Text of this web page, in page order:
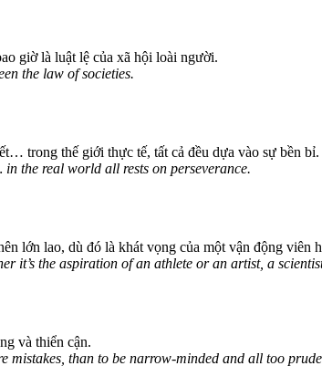
giờ là luật lệ của xã hội loài người.
the law of societies.
trong thế giới thực tế, tất cả đều dựa vào sự bền bỉ.
the real world all rests on perseverance.
lớn lao, dù đó là khát vọng của một vận động viên
it’s the aspiration of an athlete or an artist, a
và thiển cận.
mistakes, than to be narrow-minded and all too